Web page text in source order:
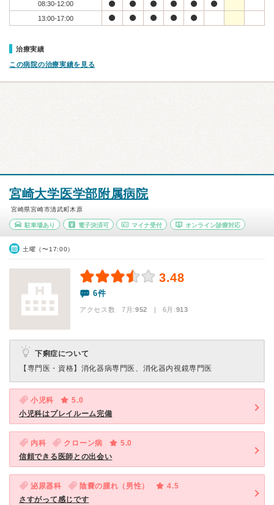
08:30-12:00
13:00-17:00
治療実績
この病院の治療実績を見る
宮崎大学医学部附属病院
宮崎県宮崎市清武町木原
駐車場あり 電子決済可 マイナ受付 オンライン診療対応
土曜（〜17:00）
3.48
6件
アクセス数 7月:952 | 6月:913
下痢症について
【専門医・資格】 消化器病専門医、消化器内視鏡専門医
小児科
5.0
小児科はプレイルーム完備
内科 クローン病
5.0
信頼できる医師との出会い
泌尿器科 陰嚢の腫れ（男性）
4.5
さすがって感じです